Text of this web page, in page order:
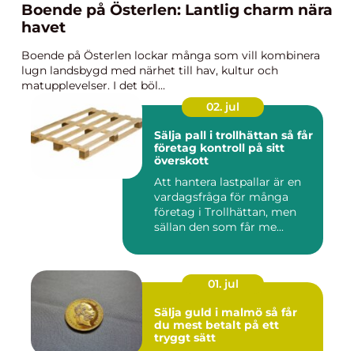
Boende på Österlen: Lantlig charm nära
havet
Boende på Österlen lockar många som vill kombinera
lugn landsbygd med närhet till hav, kultur och
matupplevelser. I det böl...
02. jul
Sälja pall i trollhättan så får
företag kontroll på sitt
överskott
Att hantera lastpallar är en
vardagsfråga för många
företag i Trollhättan, men
sällan den som får me...
01. jul
Sälja guld i malmö så får
du mest betalt på ett
tryggt sätt